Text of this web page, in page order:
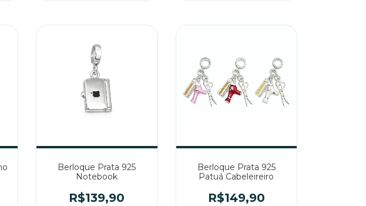
Berloque Prata 925
Notebook
R$139,90
Berloque Prata 925
Patuá Cabeleireiro
R$149,90